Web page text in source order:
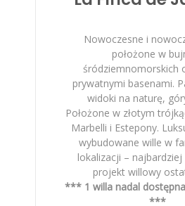
Nowoczesne i
położone w
śródziemnomorskich
prywatnymi basenami.
widoki na naturę,
Położone w złotym
Marbelli i Estepony.
wybudowane wille w
lokalizacji –
projekt willowy
*** 1 willa nadal
***